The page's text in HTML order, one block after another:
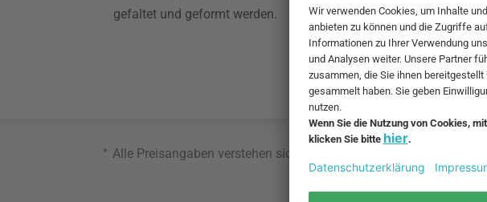
gefaltet und geformt werden.
* Alle Preisangaben verstehen sich inklusive MwSt. und zzgl.